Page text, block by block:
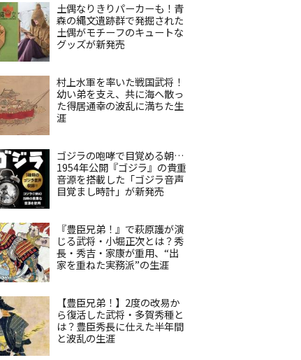
土偶なりきりパーカーも！青
森の縄文遺跡群で発掘された
土偶がモチーフのキュートな
グッズが新発売
村上水軍を率いた戦国武将！
幼い弟を支え、共に海へ散っ
た得居通幸の波乱に満ちた生
涯
ゴジラの咆哮で目覚める朝…
1954年公開『ゴジラ』の貴重
音源を搭載した「ゴジラ音声
目覚まし時計」が新発売
『豊臣兄弟！』で萩原護が演
じる武将・小堀正次とは？秀
長・秀吉・家康が重用、“出
家を重ねた実務派”の生涯
【豊臣兄弟！】2度の改易か
ら復活した武将・多賀秀種と
は？豊臣秀長に仕えた半年間
と波乱の生涯